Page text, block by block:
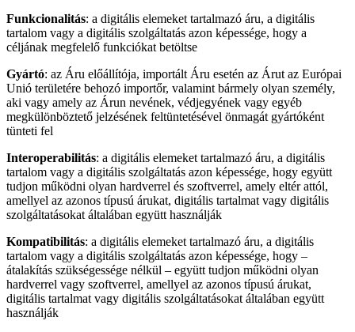
Funkcionalitás: a digitális elemeket tartalmazó áru, a digitális
tartalom vagy a digitális szolgáltatás azon képessége, hogy a
céljának megfelelő funkciókat betöltse
Gyártó: az Áru előállítója, importált Áru esetén az Árut az Európai
Unió területére behozó importőr, valamint bármely olyan személy,
aki vagy amely az Árun nevének, védjegyének vagy egyéb
megkülönböztető jelzésének feltüntetésével önmagát gyártóként
tünteti fel
Interoperabilitás: a digitális elemeket tartalmazó áru, a digitális
tartalom vagy a digitális szolgáltatás azon képessége, hogy együtt
tudjon működni olyan hardverrel és szoftverrel, amely eltér attól,
amellyel az azonos típusú árukat, digitális tartalmat vagy digitális
szolgáltatásokat általában együtt használják
Kompatibilitás: a digitális elemeket tartalmazó áru, a digitális
tartalom vagy a digitális szolgáltatás azon képessége, hogy –
átalakítás szükségessége nélkül – együtt tudjon működni olyan
hardverrel vagy szoftverrel, amellyel az azonos típusú árukat,
digitális tartalmat vagy digitális szolgáltatásokat általában együtt
használják